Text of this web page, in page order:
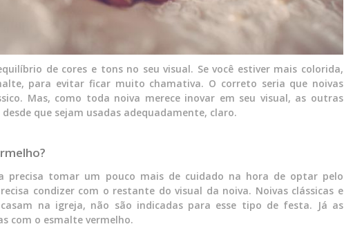
de cores e tons no seu visual. Se você estiver mais colorida,
para evitar ficar muito chamativa. O correto seria que noivas
Mas, como toda noiva merece inovar em seu visual, as outras
que sejam usadas adequadamente, claro.
precisa tomar um pouco mais de cuidado na hora de optar pelo
condizer com o restante do visual da noiva. Noivas clássicas e
na igreja, não são indicadas para esse tipo de festa. Já as
com o esmalte vermelho.